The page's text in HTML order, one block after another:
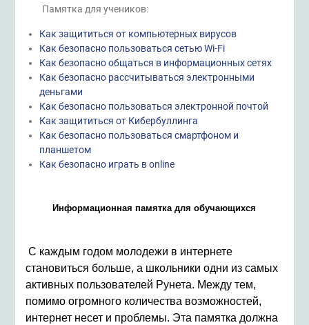
Памятка для учеников:
Как защититься от компьютерных вирусов
Как безопасно пользоваться сетью Wi-Fi
Как безопасно общаться в информационных сетях
Как безопасно рассчитываться электронными
деньгами
Как безопасно пользоваться электронной почтой
Как защититься от Кибербуллинга
Как безопасно пользоваться смартфоном и
планшетом
Как безопасно играть в online
Информационная памятка для обучающихся
С каждым годом молодежи в интернете
становиться больше, а школьники одни из самых
активных пользователей Рунета. Между тем,
помимо огромного количества возможностей,
интернет несет и проблемы. Эта памятка должна